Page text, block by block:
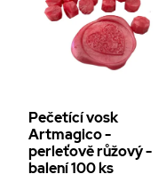
Pečetící vosk
Artmagico -
perleťově růžový -
balení 100 ks